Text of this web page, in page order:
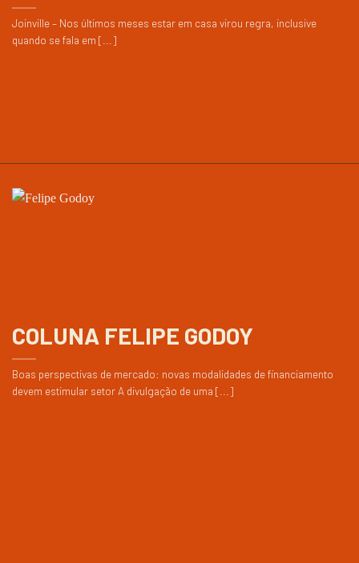
Joinville – Nos últimos meses estar em casa virou regra, inclusive
quando se fala em [...]
COLUNA FELIPE GODOY
Boas perspectivas de mercado: novas modalidades de financiamento
devem estimular setor A divulgação de uma [...]